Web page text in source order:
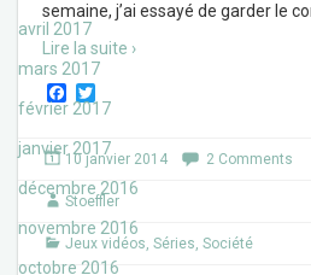
avril 2017
mars 2017
février 2017
janvier 2017
décembre 2016
novembre 2016
octobre 2016
semaine, j’ai essayé de garder le
Lire la suite ›
F
a
e
b
o
o
k
w
t
t
e
r
10 janvier 2014 2 Comments
Stoeffler
Jeux vidéos, Séries, Société